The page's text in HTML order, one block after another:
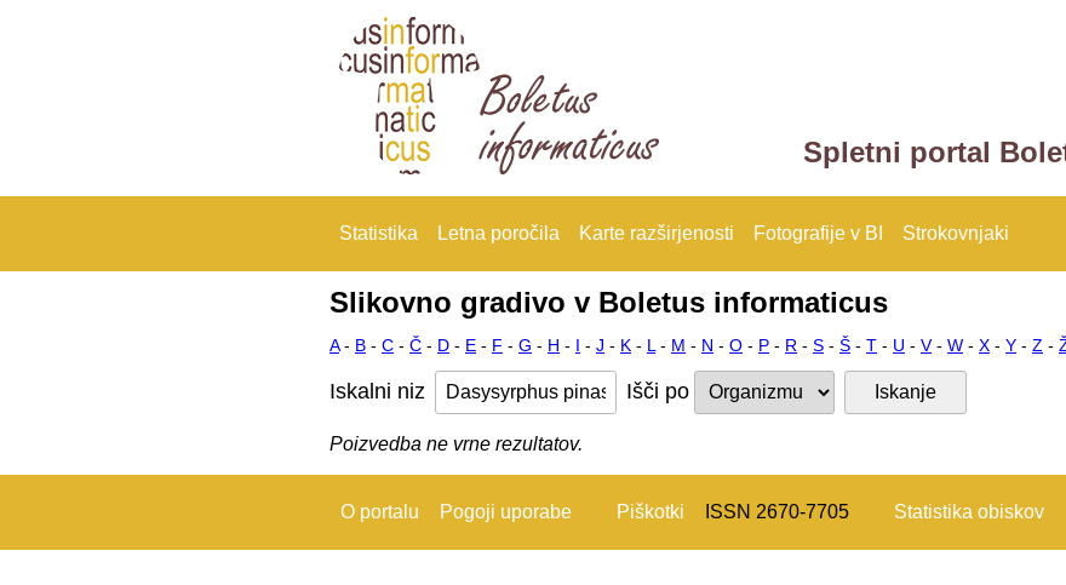
Spletni portal
Statistika Letna poročila Karte razširjenosti Fotografije v BI Strokovnjaki
Slikovno gradivo v Boletus informaticus
A- B - C - Č - D - E - F - G - H - I - J - K - L - M - N - O - P - R - S - Š - T - U - V- W - X - Y - Z -
Iskalni niz Išči po
Poizvedba ne vrne rezultatov.
O portalu Pogoji uporabe Piškotki ISSN 2670-7705 Statistika obiskov